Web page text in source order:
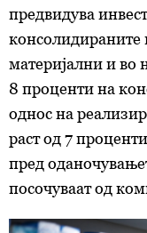
предвидува
материјални и во
8 проценти на
однос на
раст од 7
пред
посочуваат од